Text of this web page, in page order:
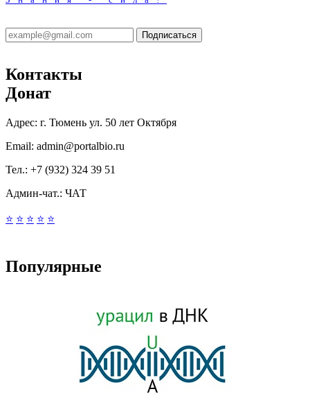
Подписаться
Контакты
Донат
Адрес: г. Тюмень ул. 50 лет Октября
Email: admin@portalbio.ru
Тел.: +7 (932) 324 39 51
Админ-чат.: ЧАТ
⭐ ⭐ ⭐ ⭐ ⭐
Популярные